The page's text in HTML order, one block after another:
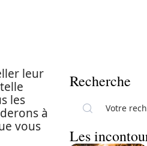
leur
les
à
vous
Recherche
Les